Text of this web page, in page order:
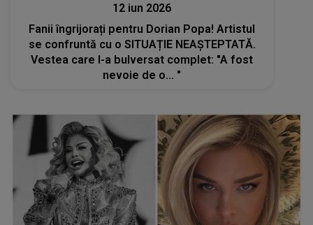
12 iun 2026
Fanii îngrijorați pentru Dorian Popa! Artistul
se confruntă cu o SITUAȚIE NEAȘTEPTATĂ.
Vestea care l-a bulversat complet: "A fost
nevoie de o... "